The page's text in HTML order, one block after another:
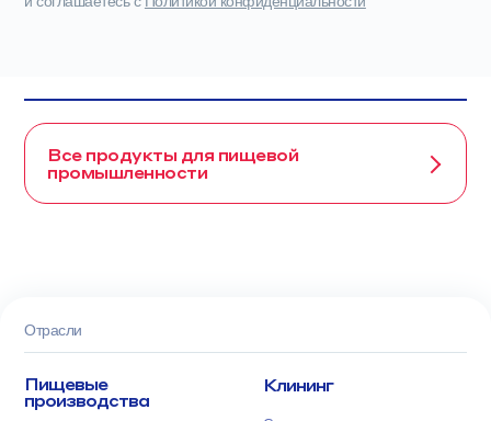
Все продукты для пищевой
промышленности
Отрасли
Пищевые
производства
Клининг